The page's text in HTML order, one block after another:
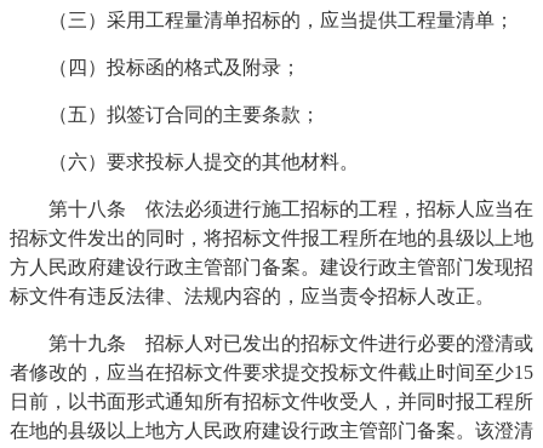
（三）采用工程量清单招标的，应当提供工程量清单；
（四）投标函的格式及附录；
（五）拟签订合同的主要条款；
（六）要求投标人提交的其他材料。
第十八条 依法必须进行施工招标的工程，招标人应当在
招标文件发出的同时，将招标文件报工程所在地的县级以上地
方人民政府建设行政主管部门备案。建设行政主管部门发现招
标文件有违反法律、法规内容的，应当责令招标人改正。
第十九条 招标人对已发出的招标文件进行必要的澄清或
者修改的，应当在招标文件要求提交投标文件截止时间至少15
日前，以书面形式通知所有招标文件收受人，并同时报工程所
在地的县级以上地方人民政府建设行政主管部门备案。该澄清